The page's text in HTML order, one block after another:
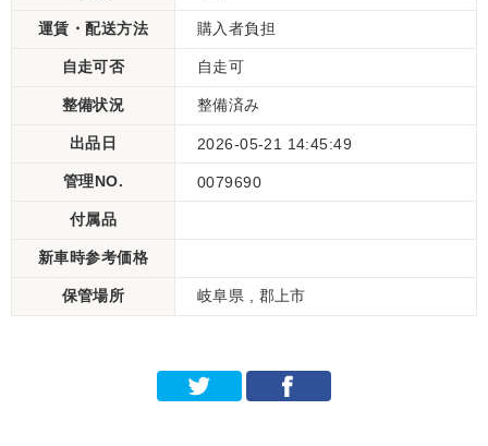
運賃・配送方法 購入者負担
自走可否 自走可
整備状況 整備済み
出品日 2026-05-21 14:45:49
管理NO. 0079690
付属品
新車時参考価格
保管場所 岐阜県 , 郡上市